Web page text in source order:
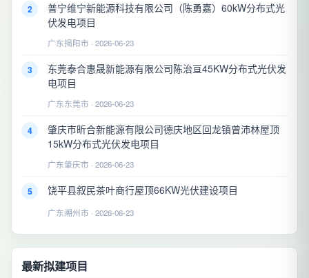
2
普宁维宁新能源科技有限公司（陈勇嘉）60kW分布式光
伏发电项目
广东揭阳市 · 2026-06-23
3
东莞泰合惠晟新能源有限公司陈治亘45KW分布式光伏发
电项目
广东东莞市 · 2026-06-23
4
肇庆市昕合新能源有限公司德庆地区回龙镇曾沛林屋顶
15kW分布式光伏发电项目
广东肇庆市 · 2026-06-23
5 饶平县叙民茶叶商行屋顶66KW光伏建设项目
广东潮州市 · 2026-06-23
最新拟建项目